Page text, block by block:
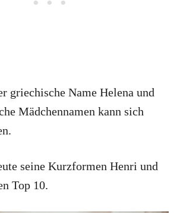
griechische Name Helena und
Mädchennamen kann sich
seine Kurzformen Henri und
Top 10.